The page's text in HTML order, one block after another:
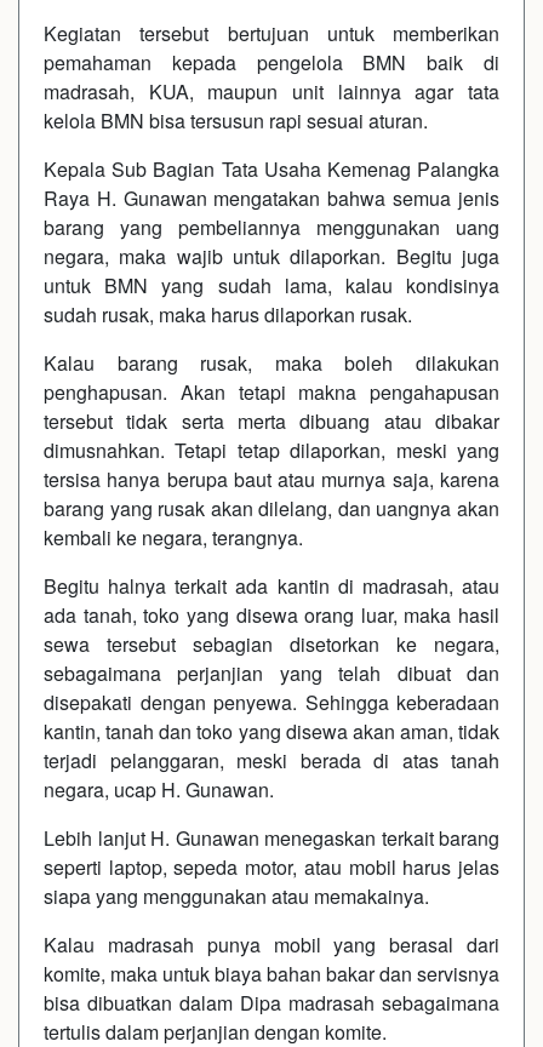
Kegiatan tersebut bertujuan untuk memberikan
pemahaman kepada pengelola BMN baik di
madrasah, KUA, maupun unit lainnya agar tata
kelola BMN bisa tersusun rapi sesuai aturan.
Kepala Sub Bagian Tata Usaha Kemenag Palangka
Raya H. Gunawan mengatakan bahwa semua jenis
barang yang pembeliannya menggunakan uang
negara, maka wajib untuk dilaporkan. Begitu juga
untuk BMN yang sudah lama, kalau kondisinya
sudah rusak, maka harus dilaporkan rusak.
Kalau barang rusak, maka boleh dilakukan
penghapusan. Akan tetapi makna pengahapusan
tersebut tidak serta merta dibuang atau dibakar
dimusnahkan. Tetapi tetap dilaporkan, meski yang
tersisa hanya berupa baut atau murnya saja, karena
barang yang rusak akan dilelang, dan uangnya akan
kembali ke negara, terangnya.
Begitu halnya terkait ada kantin di madrasah, atau
ada tanah, toko yang disewa orang luar, maka hasil
sewa tersebut sebagian disetorkan ke negara,
sebagaimana perjanjian yang telah dibuat dan
disepakati dengan penyewa. Sehingga keberadaan
kantin, tanah dan toko yang disewa akan aman, tidak
terjadi pelanggaran, meski berada di atas tanah
negara, ucap H. Gunawan.
Lebih lanjut H. Gunawan menegaskan terkait barang
seperti laptop, sepeda motor, atau mobil harus jelas
siapa yang menggunakan atau memakainya.
Kalau madrasah punya mobil yang berasal dari
komite, maka untuk biaya bahan bakar dan servisnya
bisa dibuatkan dalam Dipa madrasah sebagaimana
tertulis dalam perjanjian dengan komite.